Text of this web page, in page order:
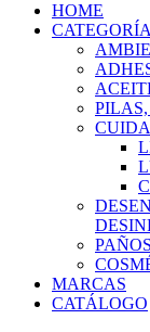
HOME
MARCAS
CATÁLOGO